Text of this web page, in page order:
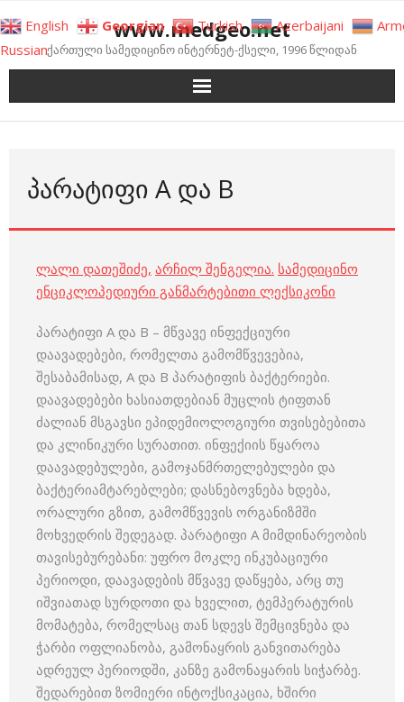
to
content
www.medgeo.net
ქართული სამედიცინო ინტერნეტ-ქსელი, 1996 წლიდან
ᲞᲐᲠᲐᲢᲘᲤᲘ A ᲓᲐ B
ლალი დათეშიძე, არჩილ შენგელია. სამედიცინო
ენციკლოპედიური განმარტებითი ლექსიკონი
პარატიფი A და B – მწვავე ინფექციური
დაავადებები, რომელთა გამომწვევებია,
შესაბამისად, A და B პარატიფის ბაქტერიები.
დაავადებები ხასიათდებიან მუცლის ტიფთან
ძალიან მსგავსი ეპიდემიოლოგიური თვისებებითა
და კლინიკური სურათით. ინფექიის წყაროა
დაავადებულები, გამოჯანმრთელებულები და
ბაქტერიამტარებლები; დასნებოვნება ხდება,
ორალური გზით, გამომწვევის ორგანიზმში
მოხვედრის შედეგად. პარატიფი A მიმდინარეობის
თავისებურებანი: უფრო მოკლე ინკუბაციური
პერიოდი, დაავადების მწვავე დაწყება, არც თუ
იშვიათად სურდოთი და ხველით, ტემპერატურის
მომატება, რომელსაც თან სდევს შემცივნება და
ჭარბი ოფლიანობა, გამონაყრის განვითარება
ადრეულ პერიოდში, კანზე გამონაყარის სიჭარბე.
შედარებით ზომიერი ინტოქსიკაცია, ხშირი
English Georgian Turkish Azerbaijani
Russian